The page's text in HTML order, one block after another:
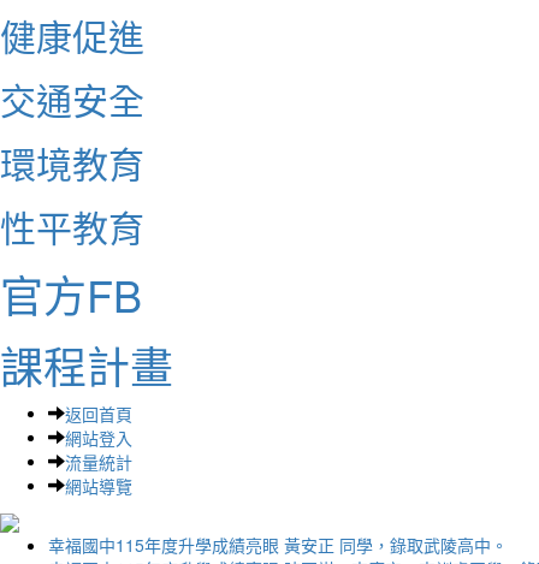
健康促進
交通安全
環境教育
性平教育
官方FB
課程計畫
返回首頁
網站登入
流量統計
網站導覽
幸福國中115年度升學成績亮眼 黃安正 同學，錄取武陵高中。